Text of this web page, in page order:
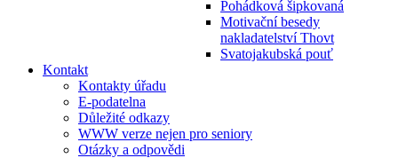
Pohádková šipkovaná
Motivační besedy
nakladatelství Thovt
Svatojakubská pouť
Kontakt
Kontakty úřadu
E-podatelna
Důležité odkazy
WWW verze nejen pro seniory
Otázky a odpovědi